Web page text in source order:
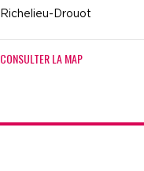
Richelieu-Drouot
CONSULTER LA MAP